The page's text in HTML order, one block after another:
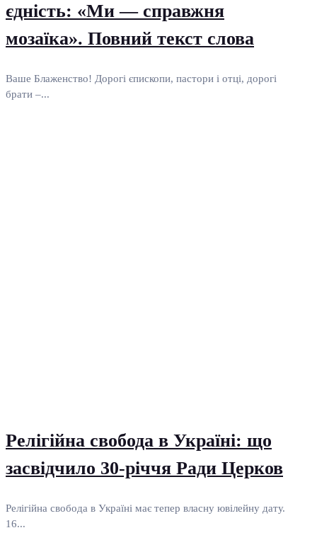
єдність: «Ми — справжня
мозаїка». Повний текст слова
Ваше Блаженство! Дорогі єпископи, пастори і отці, дорогі
брати –...
Релігійна свобода в Україні: що
засвідчило 30-річчя Ради Церков
Релігійна свобода в Україні має тепер власну ювілейну дату.
16...